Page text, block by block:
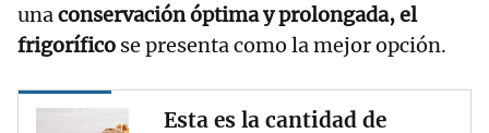
una conservación óptima y prolongada, el
frigorífico se presenta como la mejor opción.
Esta es la cantidad de